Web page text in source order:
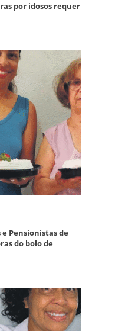
por idosos requer
Pensionistas de
do bolo de